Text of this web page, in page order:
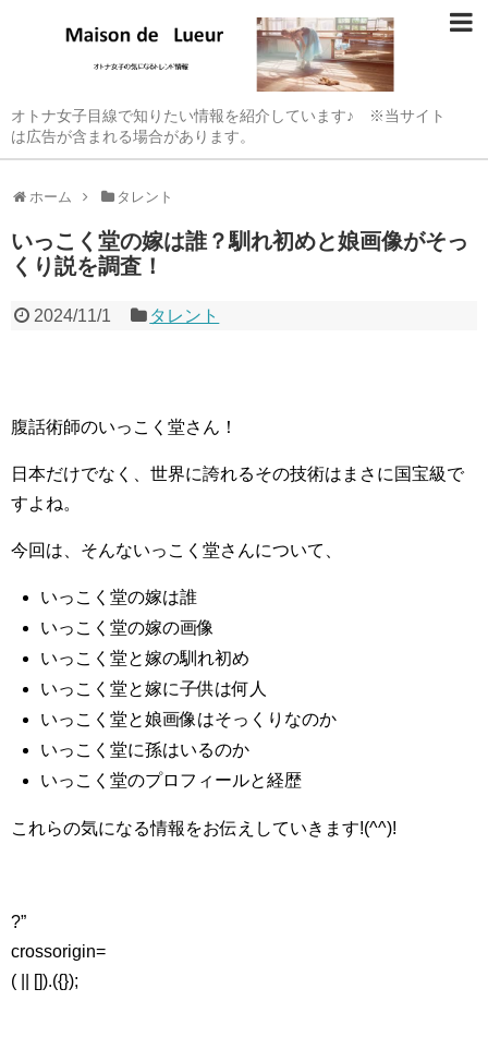
オトナ女子目線で知りたい情報を紹介しています♪ ※当サイト
は広告が含まれる場合があります。
ホーム タレント
いっこく堂の嫁は誰？馴れ初めと娘画像がそっ
くり説を調査！
2024/11/1 タレント
腹話術師のいっこく堂さん！
日本だけでなく、世界に誇れるその技術はまさに国宝級で
すよね。
今回は、そんないっこく堂さんについて、
いっこく堂の嫁は誰
いっこく堂の嫁の画像
いっこく堂と嫁の馴れ初め
いっこく堂と嫁に子供は何人
いっこく堂と娘画像はそっくりなのか
いっこく堂に孫はいるのか
いっこく堂のプロフィールと経歴
これらの気になる情報をお伝えしていきます!(^^)!
?”
crossorigin=
( || []).({});